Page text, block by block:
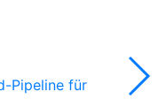
Pipeline für